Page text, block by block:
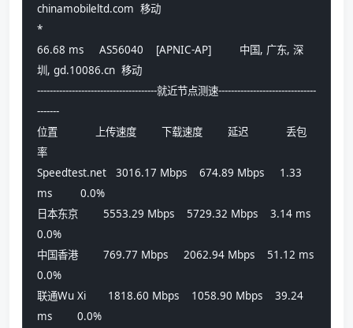
chinamobileltd.com  移动
*
66.68 ms     AS56040    [APNIC-AP]         中国, 广东, 深
圳, gd.10086.cn  移动
--------------------------------------就近节点测速-------------------------------
-------
位置            上传速度        下载速度        延迟            丢包
率
Speedtest.net   3016.17 Mbps    674.89 Mbps     1.33
ms         0.0%
日本东京        5553.29 Mbps    5729.32 Mbps    3.14 ms
0.0%
中国香港        769.77 Mbps     2062.94 Mbps    51.12 ms
0.0%
联通Wu Xi       1818.60 Mbps    1058.90 Mbps    39.24
ms        0.0%